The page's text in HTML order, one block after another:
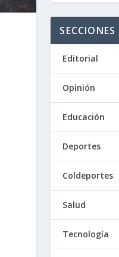
SECCIONES
Editorial
Opinión
Educación
Deportes
Coldeportes
Salud
Tecnología